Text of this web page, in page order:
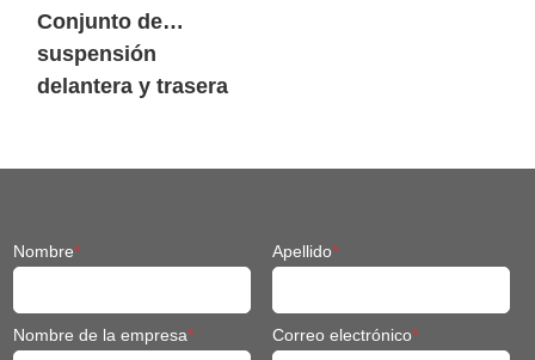
Conjunto de
suspensión
delantera y trasera
Nombre* Apellido*
Nombre de la empresa* Correo electrónico*